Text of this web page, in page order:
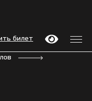
билет